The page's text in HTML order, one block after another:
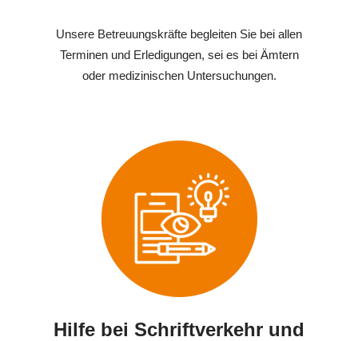
Unsere Betreuungskräfte begleiten Sie bei allen
Terminen und Erledigungen, sei es bei Ämtern
oder medizinischen Untersuchungen.
Hilfe bei Schriftverkehr und